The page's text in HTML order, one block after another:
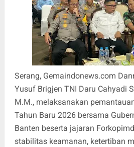
Serang, Gemaindonews.com
Yusuf Brigjen TNI Daru Cahyadi
M.M., melaksanakan
Tahun Baru 2026 bersama
Banten beserta jajaran
stabilitas keamanan, ketertiban